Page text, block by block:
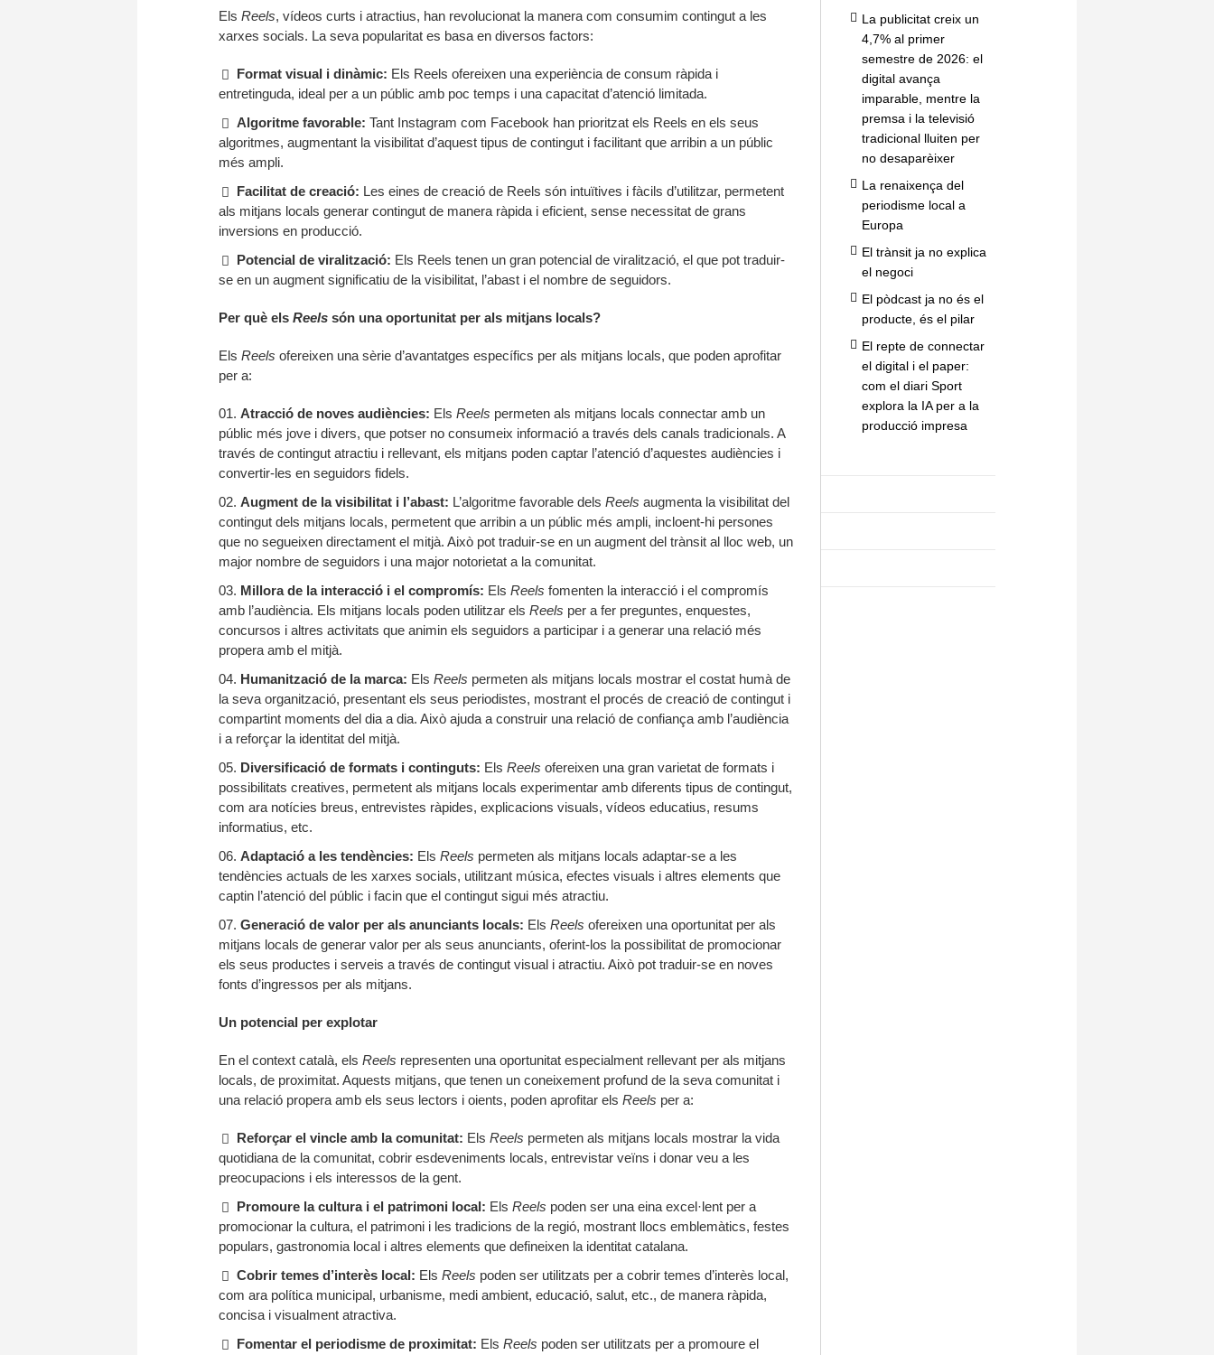
Els Reels, vídeos curts i atractius, han revolucionat la manera com consumim contingut a les
xarxes socials. La seva popularitat es basa en diversos factors:
Format visual i dinàmic: Els Reels ofereixen una experiència de consum ràpida i
entretinguda, ideal per a un públic amb poc temps i una capacitat d’atenció limitada.
Algoritme favorable: Tant Instagram com Facebook han prioritzat els Reels en els seus
algoritmes, augmentant la visibilitat d’aquest tipus de contingut i facilitant que arribin a un públic
més ampli.
Facilitat de creació: Les eines de creació de Reels són intuïtives i fàcils d’utilitzar, permetent
als mitjans locals generar contingut de manera ràpida i eficient, sense necessitat de grans
inversions en producció.
Potencial de viralització: Els Reels tenen un gran potencial de viralització, el que pot traduir-
se en un augment significatiu de la visibilitat, l’abast i el nombre de seguidors.
Per què els Reels són una oportunitat per als mitjans locals?
Els Reels ofereixen una sèrie d’avantatges específics per als mitjans locals, que poden aprofitar
per a:
Atracció de noves audiències: Els Reels permeten als mitjans locals connectar amb un
públic més jove i divers, que potser no consumeix informació a través dels canals tradicionals. A
través de contingut atractiu i rellevant, els mitjans poden captar l’atenció d’aquestes audiències i
convertir-les en seguidors fidels.
Augment de la visibilitat i l’abast: L’algoritme favorable dels Reels augmenta la visibilitat del
contingut dels mitjans locals, permetent que arribin a un públic més ampli, incloent-hi persones
que no segueixen directament el mitjà. Això pot traduir-se en un augment del trànsit al lloc web, un
major nombre de seguidors i una major notorietat a la comunitat.
Millora de la interacció i el compromís: Els Reels fomenten la interacció i el compromís
amb l’audiència. Els mitjans locals poden utilitzar els Reels per a fer preguntes, enquestes,
concursos i altres activitats que animin els seguidors a participar i a generar una relació més
propera amb el mitjà.
Humanització de la marca: Els Reels permeten als mitjans locals mostrar el costat humà de
la seva organització, presentant els seus periodistes, mostrant el procés de creació de contingut i
compartint moments del dia a dia. Això ajuda a construir una relació de confiança amb l’audiència
i a reforçar la identitat del mitjà.
Diversificació de formats i continguts: Els Reels ofereixen una gran varietat de formats i
possibilitats creatives, permetent als mitjans locals experimentar amb diferents tipus de contingut,
com ara notícies breus, entrevistes ràpides, explicacions visuals, vídeos educatius, resums
informatius, etc.
Adaptació a les tendències: Els Reels permeten als mitjans locals adaptar-se a les
tendències actuals de les xarxes socials, utilitzant música, efectes visuals i altres elements que
captin l’atenció del públic i facin que el contingut sigui més atractiu.
Generació de valor per als anunciants locals: Els Reels ofereixen una oportunitat per als
mitjans locals de generar valor per als seus anunciants, oferint-los la possibilitat de promocionar
els seus productes i serveis a través de contingut visual i atractiu. Això pot traduir-se en noves
fonts d’ingressos per als mitjans.
Un potencial per explotar
En el context català, els Reels representen una oportunitat especialment rellevant per als mitjans
locals, de proximitat. Aquests mitjans, que tenen un coneixement profund de la seva comunitat i
una relació propera amb els seus lectors i oients, poden aprofitar els Reels per a:
Reforçar el vincle amb la comunitat: Els Reels permeten als mitjans locals mostrar la vida
quotidiana de la comunitat, cobrir esdeveniments locals, entrevistar veïns i donar veu a les
preocupacions i els interessos de la gent.
Promoure la cultura i el patrimoni local: Els Reels poden ser una eina excel·lent per a
promocionar la cultura, el patrimoni i les tradicions de la regió, mostrant llocs emblemàtics, festes
populars, gastronomia local i altres elements que defineixen la identitat catalana.
Cobrir temes d’interès local: Els Reels poden ser utilitzats per a cobrir temes d’interès local,
com ara política municipal, urbanisme, medi ambient, educació, salut, etc., de manera ràpida,
concisa i visualment atractiva.
Fomentar el periodisme de proximitat: Els Reels poden ser utilitzats per a promoure el
La publicitat creix un
4,7% al primer
semestre de 2026: el
digital avança
imparable, mentre la
premsa i la televisió
tradicional lluiten per
no desaparèixer
La renaixença del
periodisme local a
Europa
El trànsit ja no explica
el negoci
El pòdcast ja no és el
producte, és el pilar
El repte de connectar
el digital i el paper:
com el diari Sport
explora la IA per a la
producció impresa